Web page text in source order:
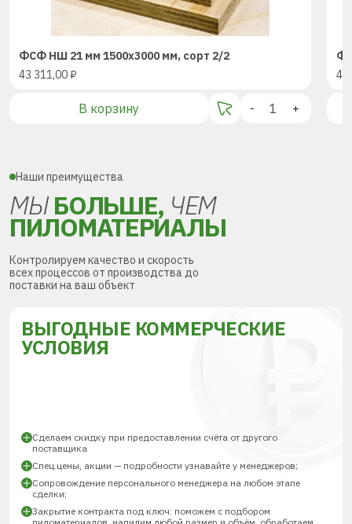
ФСФ НШ 21 мм 1500х3000 мм, сорт 2/2
43 311,00₽
В корзину - +
43
Наши преимущества
МЫБОЛЬШЕ, ЧЕМ
ПИЛОМАТЕРИАЛЫ
Контролируем качество и скорость
всех процессов от производства до
поставки на ваш объект
ВЫГОДНЫЕ КОММЕРЧЕСКИЕ
УСЛОВИЯ
Сделаем скидку при предоставлении счёта от другого
поставщика
Спец.цены, акции — подробности узнавайте у менеджеров;
Сопровождение персонального менеджера на любом этапе
сделки;
Закрытие контракта под ключ: поможем с подбором